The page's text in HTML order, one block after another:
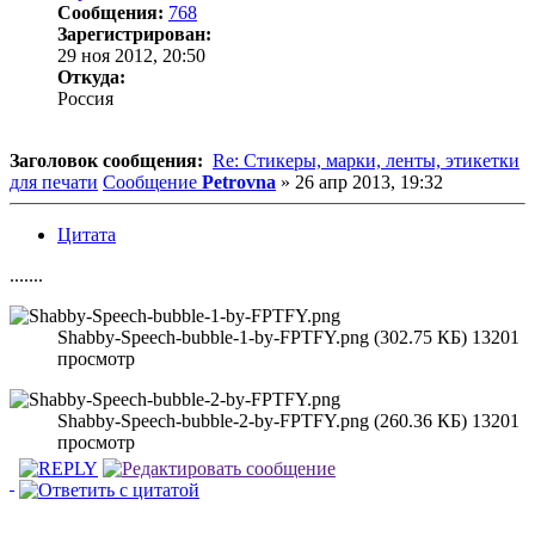
Сообщения: 768
Зарегистрирован:
29 ноя 2012, 20:50
Откуда:
Россия
Заголовок сообщения: Re: Стикеры, марки, ленты, этикетки
для печати Сообщение Petrovna » 26 апр 2013, 19:32
Цитата
.......
Shabby-Speech-bubble-1-by-FPTFY.png (302.75 КБ) 13201
просмотр
Shabby-Speech-bubble-2-by-FPTFY.png (260.36 КБ) 13201
просмотр